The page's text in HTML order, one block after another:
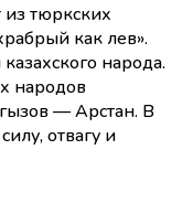
тюркских
как лев».
народа.
народов
— Арстан. В
отвагу и